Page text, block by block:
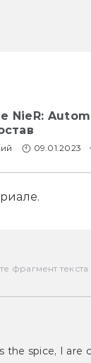
09.01.2023
фрагмент
the spice, I are